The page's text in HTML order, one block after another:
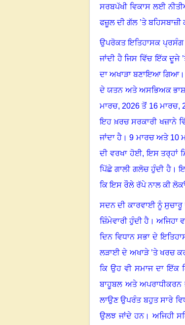
ਸਰਬਪੱਖੀ ਵਿਕਾਸ ਲਈ
ਫਜ਼ੂਲ ਦੀ ਗੱਲ ’ਤੇ
ਉਪਰੋਕਤ ਇਤਿਹਾਸਕ ਪ੍ਰਸੰਗ
ਜਾਂਦੀ ਹੈ ਜਿਸ ਵਿੱਚ ਇੱਕ ਦੂਜੇ
ਦਾ ਅਖਾੜਾ ਬਣਾਇਆ ਗਿਆ
ਦੇ ਯਤਨ ਅਤੇ ਅਸਭਿਅਕ
ਮਾਰਚ, 2026 ਤੋਂ 16ਮਾਰਚ,
ਇਹ ਖ਼ਰਚ ਸਰਕਾਰੀ ਖਜ਼ਾਨੇ
ਜਾਂਦਾ ਹੈ ।9 ਮਾਰਚ ਅਤੇ 10
ਦੀ ਵਰਖਾ ਹੋਈ,ਇਸ ਤਰ੍ਹਾਂ
ਪਿੱਛੇ ਗਾਲੀ ਗਲੋਚ ਹੁੰਦੀ ਹੈ।
ਕਿ ਇਸ ਰੌਲੇ ਰੱਪੇ ਨਾਲ ਕੀ
ਸਦਨ ਦੀ ਕਾਰਵਾਈ ਨੂੰ
ਜ਼ਿੰਮੇਵਾਰੀ ਹੁੰਦੀ ਹੈ ।ਅਜਿਹਾ
ਦਿਨ ਵਿਧਾਨ ਸਭਾ ਦੇ
ਲੜਾਈ ਦੇ ਅਖਾੜੇ ’ਤੇ ਖਰਚ
ਕਿ ਉਹ ਵੀ ਸਮਾਜ ਦਾ ਇੱਕ
ਬਾਹੂਬਲ ਅਤੇ
ਲਾਉਣ ਉਪਰੰਤ ਬਹੁਤ ਸਾਰੇ
ਉਲਝ ਜਾਂਦੇ ਹਨ। ਅਜਿਹੀ